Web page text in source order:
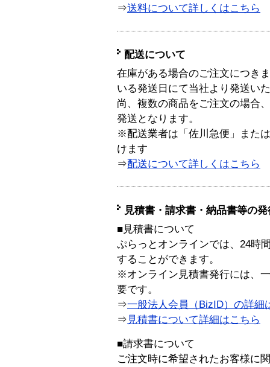
⇒送料について詳しくはこちら
配送について
在庫がある場合のご注文につき
いる発送日にて当社より発送い
尚、複数の商品をご注文の場合
発送となります。
※配送業者は「佐川急便」また
けます
⇒配送について詳しくはこちら
見積書・請求書・納品書等の
■見積書について
ぷらっとオンラインでは、24時
することができます。
※オンライン見積書発行には、
要です。
⇒一般法人会員（BizID）の詳細
⇒ 見積書について詳細はこちら
■請求書について
ご注文時に希望されたお客様に